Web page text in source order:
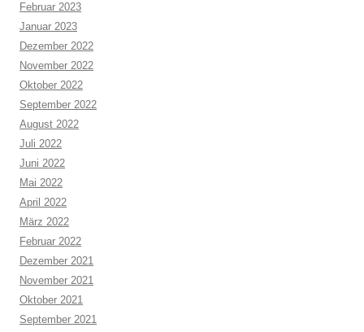
Februar 2023
Januar 2023
Dezember 2022
November 2022
Oktober 2022
September 2022
August 2022
Juli 2022
Juni 2022
Mai 2022
April 2022
März 2022
Februar 2022
Dezember 2021
November 2021
Oktober 2021
September 2021